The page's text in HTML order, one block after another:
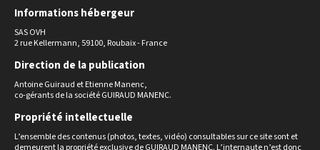
Informations hébergeur
SAS OVH
2 rue Kellermann, 59100, Roubaix - France
Direction de la publication
Antoine Guiraud et Etienne Manenc,
co-gérants de la société GUIRAUD MANENC.
Propriété intellectuelle
L’ensemble des contenus (photos, textes, vidéo) consultables sur ce site sont et